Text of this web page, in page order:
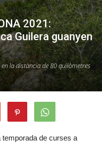
2021:
Guilera guanyen
la distància de 80 quilòmetres
temporada de curses a